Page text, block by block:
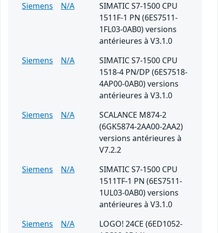
Siemens
N/A
SIMATIC S7-1500 CPU
1511F-1 PN (6ES7511-
1FL03-0AB0) versions
antérieures à V3.1.0
Siemens
N/A
SIMATIC S7-1500 CPU
1518-4 PN/DP (6ES7518-
4AP00-0AB0) versions
antérieures à V3.1.0
Siemens
N/A
SCALANCE M874-2
(6GK5874-2AA00-2AA2)
versions antérieures à
V7.2.2
Siemens
N/A
SIMATIC S7-1500 CPU
1511TF-1 PN (6ES7511-
1UL03-0AB0) versions
antérieures à V3.1.0
Siemens
N/A
LOGO! 24CE (6ED1052-